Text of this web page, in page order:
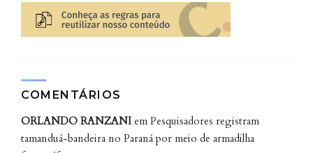
COMENTÁRIOS
ORLANDO RANZANI em Pesquisadores registram
tamanduá-bandeira no Paraná por meio de armadilha